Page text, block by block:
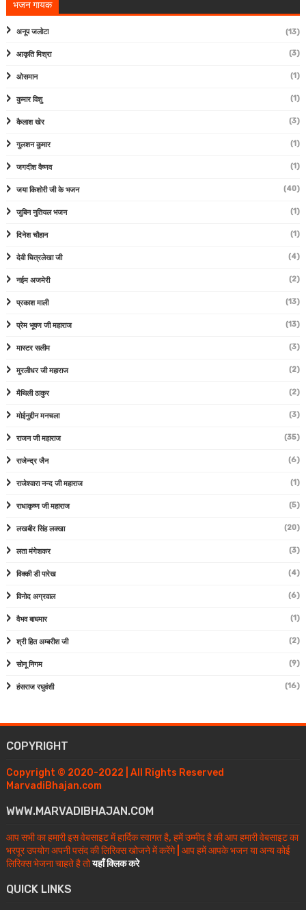
भजन गायक
अनूप जलोटा (13)
आकृति मिश्रा (3)
ओसमान (1)
कुमार विशु (1)
कैलाश खेर (3)
गुलशन कुमार (1)
जगदीश वैष्णव (1)
जया किशोरी जी के भजन (40)
जुबिन नुतियल भजन (1)
दिनेश चौहान (1)
देवी चित्रलेखा जी (4)
नईम अजमेरी (2)
प्रकाश माली (13)
प्रेम भूषण जी महाराज (13)
मास्टर सलीम (3)
मुरलीधर जी महाराज (2)
मैथिली ठाकुर (2)
मोईनुद्दीन मनचला (3)
राजन जी महाराज (35)
राजेन्द्र जैन (6)
राजेश्वारा नन्द जी महाराज (1)
राधाकृष्ण जी महाराज (5)
लखबीर सिंह लक्खा (20)
लता मंगेशकर (3)
विक्की डी पारेख (4)
विनोद अग्रवाल (6)
वैभव बाघमार (1)
श्री हित अम्बरीश जी (2)
सोनू निगम (9)
हंसराज रघुवंशी (16)
COPYRIGHT
Copyright © 2020-2022 | All Rights Reserved
MarvadiBhajan.com
WWW.MARVADIBHAJAN.COM
आप सभी का हमारी इस वेबसाइट में हार्दिक स्वागत है, हमें उम्मीद है की आप हमारी वेबसाइट का
भरपूर उपयोग अपनी पसंद की लिरिक्स खोजने में करेंगे | आप हमें आपके भजन या अन्य कोई
लिरिक्स भेजना चाहते है तोयहाँ क्लिक करे
QUICK LINKS